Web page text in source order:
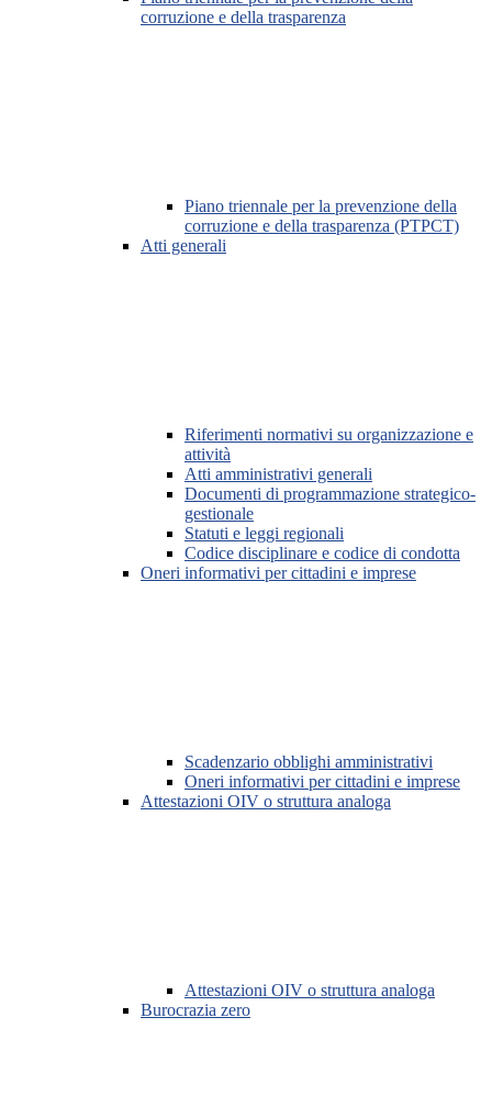
corruzione e della trasparenza
Piano triennale per la prevenzione della
corruzione e della trasparenza (PTPCT)
Atti generali
Riferimenti normativi su organizzazione e
attività
Atti amministrativi generali
Documenti di programmazione strategico-
gestionale
Statuti e leggi regionali
Codice disciplinare e codice di condotta
Oneri informativi per cittadini e imprese
Scadenzario obblighi amministrativi
Oneri informativi per cittadini e imprese
Attestazioni OIV o struttura analoga
Attestazioni OIV o struttura analoga
Burocrazia zero